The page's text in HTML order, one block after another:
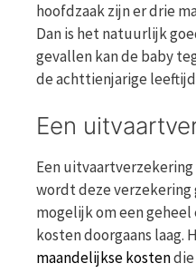
hoofdzaak zijn er drie
Dan is het natuurlijk
gevallen kan de baby
de achttienjarige
Een
Een
wordt deze verzekering
mogelijk om een
kosten doorgaans laag.
maandelijkse kosten